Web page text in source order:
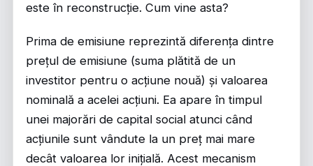
este în reconstrucție. Cum vine asta?
Prima de emisiune reprezintă diferența dintre
prețul de emisiune (suma plătită de un
investitor pentru o acțiune nouă) și valoarea
nominală a acelei acțiuni. Ea apare în timpul
unei majorări de capital social atunci când
acțiunile sunt vândute la un preț mai mare
decât valoarea lor inițială. Acest mecanism